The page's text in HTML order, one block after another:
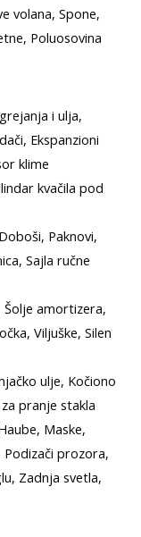
volana, Spone,
Poluosovina
i ulja,
Ekspanzioni
klime
kvačila pod
Paknovi,
Sajla ručne
amortizera,
Viljuške, Silen
ulje, Kočiono
pranje stakla
Maske,
prozora,
Zadnja svetla,